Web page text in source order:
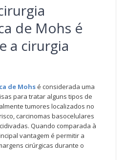
de Mohs é
a cirurgia
de Mohs é considerada uma
para tratar alguns tipos de
tumores localizados no
carcinomas basocelulares
Quando comparada à
vantagem é permitir a
cirúrgicas durante o